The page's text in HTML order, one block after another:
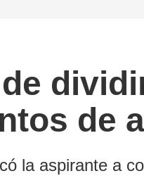
de
la aspirante a